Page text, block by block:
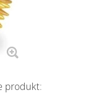
produkt: